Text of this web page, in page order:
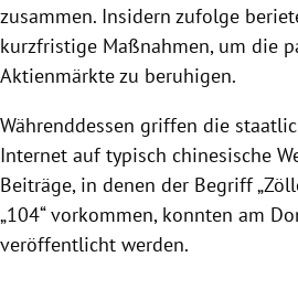
zusammen. Insidern zufolge
kurzfristige Maßnahmen, um die
Aktienmärkte zu beruhigen.
Währenddessen griffen die
Internet auf typisch chinesische
Beiträge, in denen der Begriff
„104“ vorkommen, konnten am
veröffentlicht werden.